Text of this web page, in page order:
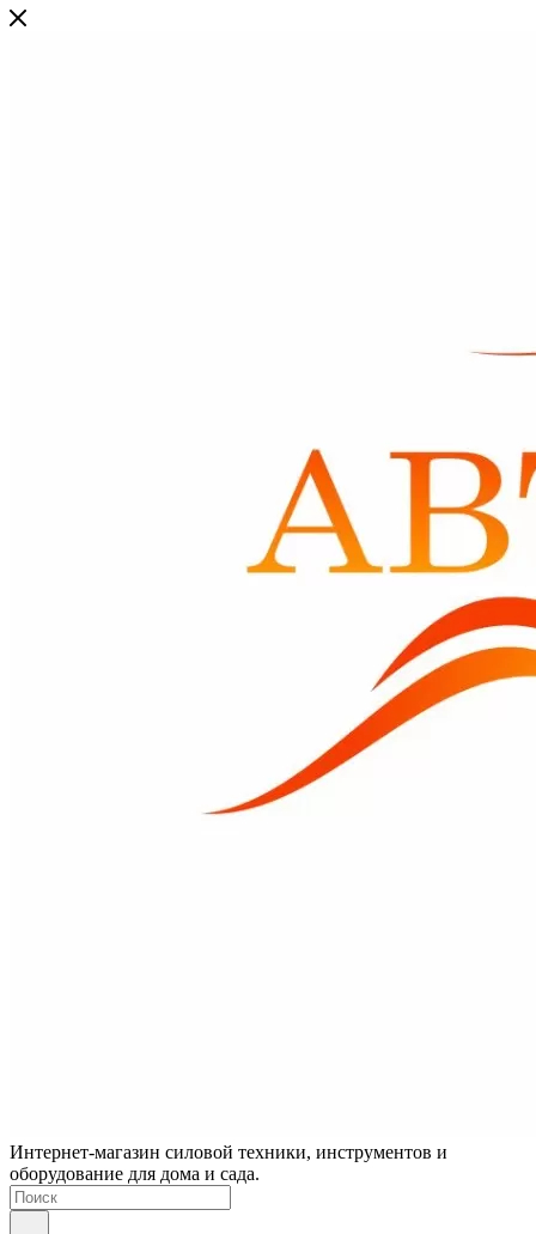
Интернет-магазин силовой техники, инструментов и
оборудование для дома и сада.